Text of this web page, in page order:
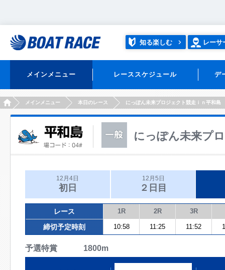
知る楽しむ レーサ
メインメニュー レーススケジュール デ
HOMEメインメニュー 本日のレース にっぽん未来プロジェクト競走ｉｎ平和島
にっぽん未来プ
12月4日
初日
12月5日
２日目
レース 1R 2R 3R
締切予定時刻 10:58 11:25 11:52
予選特賞 1800m